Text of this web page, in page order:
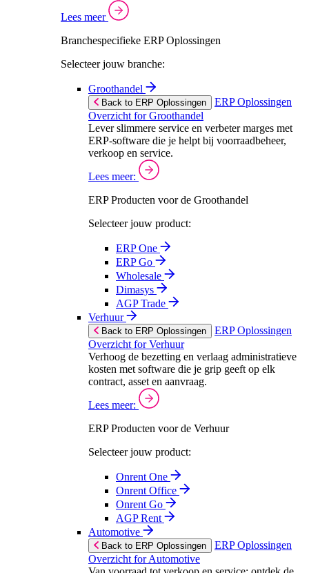
Lees meer
Branchespecifieke ERP Oplossingen
Selecteer jouw branche:
Groothandel
Back to ERP Oplossingen
ERP Oplossingen
Overzicht for Groothandel
Lever slimmere service en verbeter marges met
ERP-software die je helpt bij voorraadbeheer,
verkoop en service.
Lees meer:
ERP Producten voor de Groothandel
Selecteer jouw product:
ERP One
ERP Go
Wholesale
Dimasys
AGP Trade
Verhuur
Back to ERP Oplossingen
ERP Oplossingen
Overzicht for Verhuur
Verhoog de bezetting en verlaag administratieve
kosten met software die je grip geeft op elk
contract, asset en aanvraag.
Lees meer:
ERP Producten voor de Verhuur
Selecteer jouw product:
Onrent One
Onrent Office
Onrent Go
AGP Rent
Automotive
Back to ERP Oplossingen
ERP Oplossingen
Overzicht for Automotive